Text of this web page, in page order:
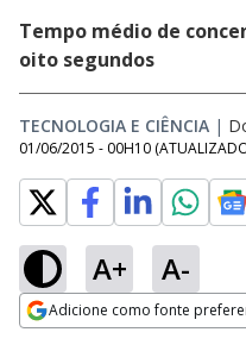
Tempo médio de
oito segundos
TECNOLOGIA E CIÊNCIA |
01/06/2015 - 00H10
A+ A-
Adicione como fonte